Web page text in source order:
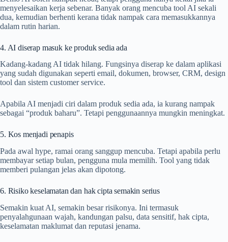
menyelesaikan kerja sebenar. Banyak orang mencuba tool AI sekali
dua, kemudian berhenti kerana tidak nampak cara memasukkannya
dalam rutin harian.
4. AI diserap masuk ke produk sedia ada
Kadang-kadang AI tidak hilang. Fungsinya diserap ke dalam aplikasi
yang sudah digunakan seperti email, dokumen, browser, CRM, design
tool dan sistem customer service.
Apabila AI menjadi ciri dalam produk sedia ada, ia kurang nampak
sebagai “produk baharu”. Tetapi penggunaannya mungkin meningkat.
5. Kos menjadi penapis
Pada awal hype, ramai orang sanggup mencuba. Tetapi apabila perlu
membayar setiap bulan, pengguna mula memilih. Tool yang tidak
memberi pulangan jelas akan dipotong.
6. Risiko keselamatan dan hak cipta semakin serius
Semakin kuat AI, semakin besar risikonya. Ini termasuk
penyalahgunaan wajah, kandungan palsu, data sensitif, hak cipta,
keselamatan maklumat dan reputasi jenama.